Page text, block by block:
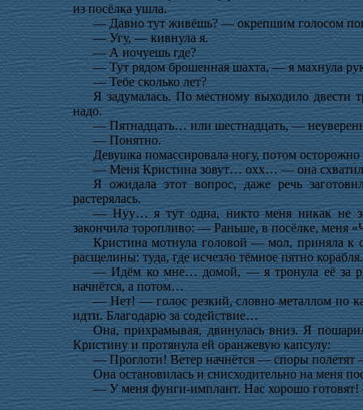
из посёлка ушла.
— Давно тут живёшь? — окрепшим голосом
— Угу, — кивнула я.
— А ночуешь где?
— Тут рядом брошенная шахта, — я махнула
— Тебе сколько лет?
Я задумалась. По местному выходило двести
надо.
— Пятнадцать… или шестнадцать, —
— Понятно.
Девушка помассировала ногу, потом осторожно
— Меня Кристина зовут… охх… — она
Я ожидала этот вопрос, даже речь
растерялась.
— Нуу… я тут одна, никто меня никак не
закончила торопливо: — Раньше, в посёлке, меня
Кристина мотнула головой — мол, приняла к
расщелины: туда, где исчезло тёмное пятно корабля.
— Идём ко мне… домой, — я тронула её за
начнётся, а потом…
— Нет! — голос резкий, словно металлом по
идти. Благодарю за содействие…
Она, прихрамывая, двинулась вниз. Я
Кристину и протянула ей оранжевую капсулу:
— Проглоти! Ветер начнётся — споры полетят
Она остановилась и снисходительно на меня
— У меня фунги-имплант. Нас хорошо